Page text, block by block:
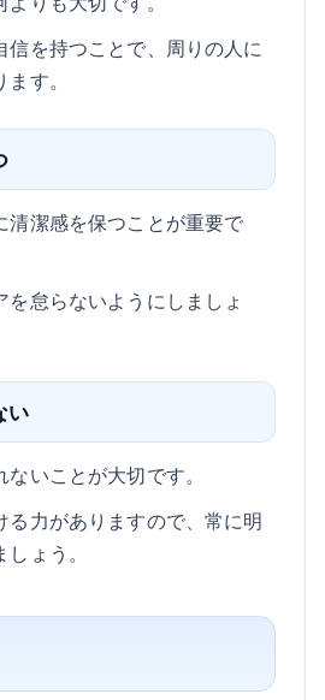
信を持つことで、周りの人に
す。
清潔感を保つことが重要で
怠らないようにしましょ
い
いことが大切です。
る力がありますので、常に明
ょう。